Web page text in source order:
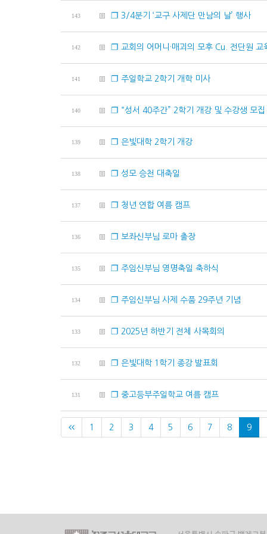
143 ❐ 3/4분기 ‘교구 사제단 만남의 날’ 행사
142 ❐ 교회의 어머니·매괴의 모후 Cu. 전단원 교
141 ❐ 주일학교 2학기 개학 미사
140 ❐ “성서 40주간” 2학기 개강 및 수강생 모집
139 ❐ 은빛대학 2학기 개강
138 ❐ 성모 승천 대축일
137 ❐ 청년 연합 여름 캠프
136 ❐ 보좌신부님 로마 출장
135 ❐ 주임신부님 영명축일 축하식
134 ❐ 주임신부님 사제 수품 29주년 기념
133 ❐ 2025년 하반기 전체 사목회의
132 ❐ 은빛대학 1학기 종강 발표회
131 ❐ 중고등부주일학교 여름 캠프
1 2 3 4 5 6 7 8 9